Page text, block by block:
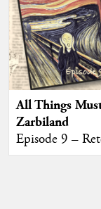
All Things
Zarbiland
Episode 9 –